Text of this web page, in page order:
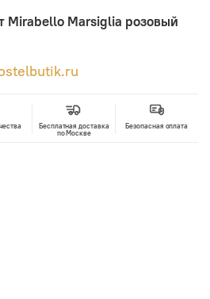
Mirabello Marsiglia розовый
Бесплатная доставка
по Москве
Безопасная оплата